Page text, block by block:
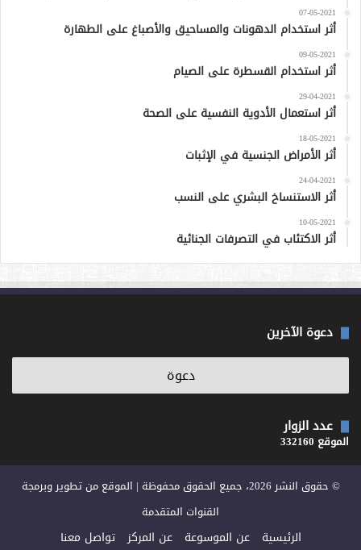
07-05-2021
أثر استخدام الدهونات والمساحيق والأصباغ على الطهارة
09-05-2021
أثر استخدام القسطرة على الصيام
29-04-2021
أثر استعمال الأدوية النفسية على الصحة
18-05-2021
أثر الأمراض الجنسية في الإثبات
24-04-2021
أثر الاستنساخ البشري على النسب
10-05-2021
أثر الاكتئاب في التصرفات الجنائية
دعوة الآخرين
عدد الزوار
الموقع 332160
© حقوق النشر 2026، جميع الحقوق محفوظة | الموقع من تطوير وبرمجة
القنوات المتقدمة
الرئيسية عن الموسوعة عن المركز تواصل معنا